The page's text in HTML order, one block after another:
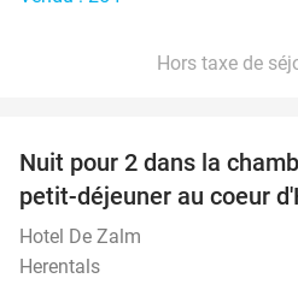
Hors taxe de
Nuit pour 2 dans la
petit-déjeuner au coeur
Hotel De Zalm
Herentals